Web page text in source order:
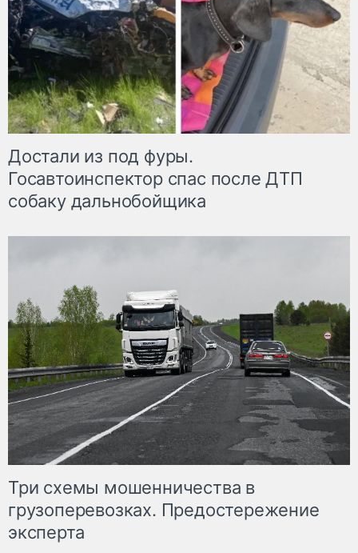
Достали из под фуры.
Госавтоинспектор спас после ДТП
собаку дальнобойщика
Три схемы мошенничества в
грузоперевозках. Предостережение
эксперта